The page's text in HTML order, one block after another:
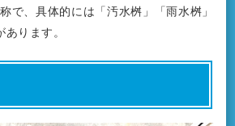
で、具体的には「汚水桝」「雨水桝」
あります。